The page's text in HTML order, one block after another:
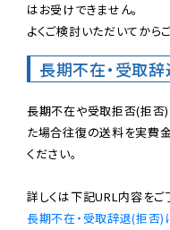
はお受けできません。
よくご検討いただいてから
長期不在・受取
長期不在や受取拒否(拒否
た場合往復の送料を実費
ください。
長期不在・受取辞退(拒否)